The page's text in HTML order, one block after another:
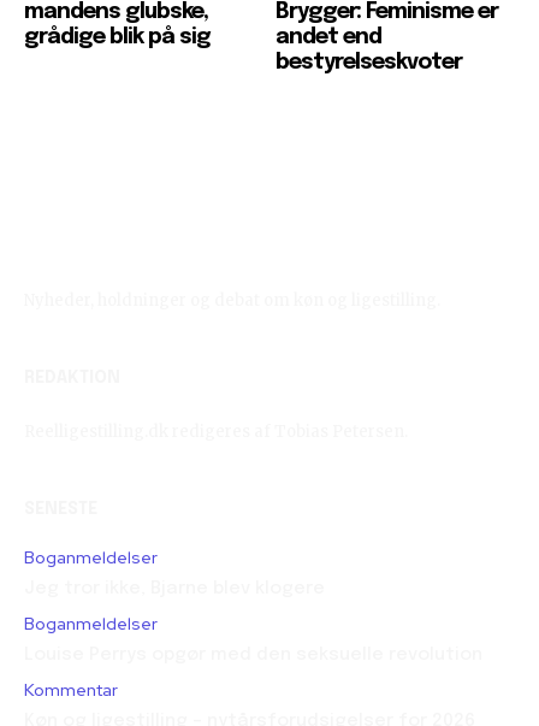
mandens glubske,
grådige blik på sig
Brygger: Feminisme er
andet end
bestyrelseskvoter
Boganmeldelser
Boganmeldelser
Kommentar